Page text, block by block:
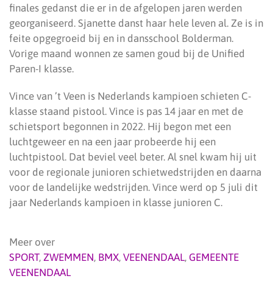
finales gedanst die er in de afgelopen jaren werden
georganiseerd. Sjanette danst haar hele leven al. Ze is in
feite opgegroeid bij en in dansschool Bolderman.
Vorige maand wonnen ze samen goud bij de Unified
Paren-I klasse.
Vince van ’t Veen is Nederlands kampioen schieten C-
klasse staand pistool. Vince is pas 14 jaar en met de
schietsport begonnen in 2022. Hij begon met een
luchtgeweer en na een jaar probeerde hij een
luchtpistool. Dat beviel veel beter. Al snel kwam hij uit
voor de regionale junioren schietwedstrijden en daarna
voor de landelijke wedstrijden. Vince werd op 5 juli dit
jaar Nederlands kampioen in klasse junioren C.
Meer over
SPORT, ZWEMMEN, BMX, VEENENDAAL, GEMEENTE
VEENENDAAL